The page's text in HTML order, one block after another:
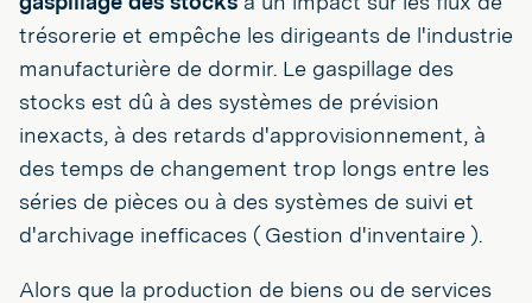
trésorerie et empêche les dirigeants de l'industrie
manufacturière de dormir. Le gaspillage des
stocks est dû à des systèmes de prévision
inexacts, à des retards d'approvisionnement, à
des temps de changement trop longs entre les
séries de pièces ou à des systèmes de suivi et
d'archivage inefficaces ( Gestion d'inventaire ).
Alors que la production de biens ou de services